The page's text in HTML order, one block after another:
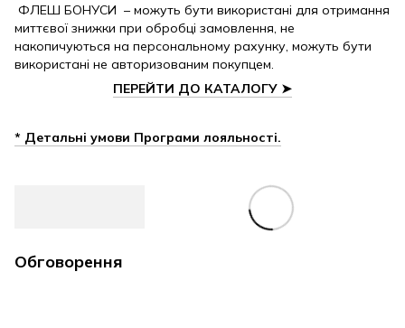
ФЛЕШ БОНУСИ – можуть бути використані для отримання
миттєвої знижки при обробці замовлення, не
накопичуються на персональному рахунку, можуть бути
використані не авторизованим покупцем.
ПЕРЕЙТИ ДО КАТАЛОГУ ➤
* Детальні умови Програми лояльності.
Обговорення